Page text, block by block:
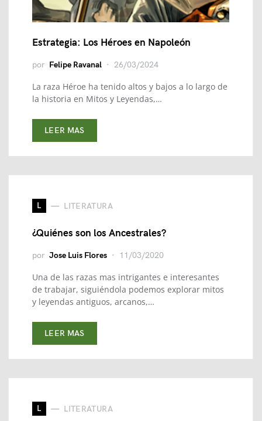
Estrategia: Los Héroes en Napoleón
por Felipe Ravanal 26/03/2024
La raza Héroe ha tenido altos y bajos a lo largo de
la historia en Mitos y Leyendas,…
LEER MAS
L LITERATURA
¿Quiénes son los Ancestrales?
por Jose Luis Flores 11/03/2020
Una de las razas mas intrigantes e interesantes
de trabajar, siguiéndola podemos explorar mitos
y leyendas antiguos, arcanos,…
LEER MAS
L LITERATURA